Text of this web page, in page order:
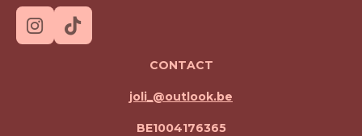
I
n
T
i
CONTACT
joli_@outlook.be
BE1004176365